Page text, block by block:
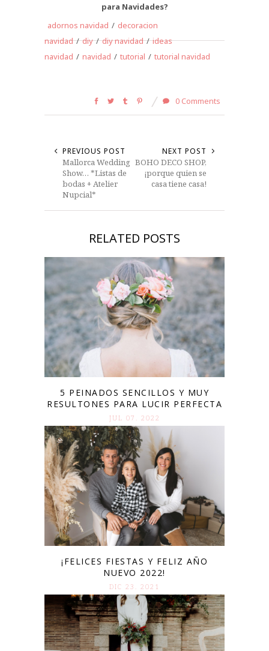
para Navidades?
adornos navidad / decoracion
navidad / diy / diy navidad / ideas
navidad / navidad / tutorial / tutorial navidad
0 Comments
PREVIOUS POST
Mallorca Wedding
Show… *Listas de
bodas + Atelier
Nupcial*
NEXT POST
BOHO DECO SHOP,
¡porque quien se
casa tiene casa!
RELATED POSTS
5 PEINADOS SENCILLOS Y MUY
RESULTONES PARA LUCIR PERFECTA
JUL 07. 2022
¡FELICES FIESTAS Y FELIZ AÑO
NUEVO 2022!
DIC 23. 2021